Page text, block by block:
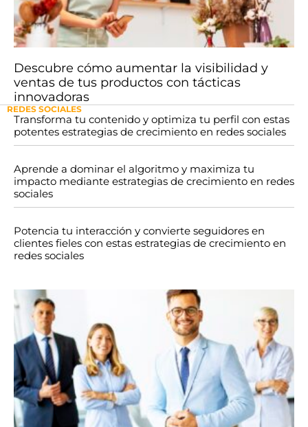
Descubre cómo aumentar la visibilidad y
ventas de tus productos con tácticas
innovadoras
REDES SOCIALES
Transforma tu contenido y optimiza tu perfil con estas
potentes estrategias de crecimiento en redes sociales
Aprende a dominar el algoritmo y maximiza tu
impacto mediante estrategias de crecimiento en redes
sociales
Potencia tu interacción y convierte seguidores en
clientes fieles con estas estrategias de crecimiento en
redes sociales